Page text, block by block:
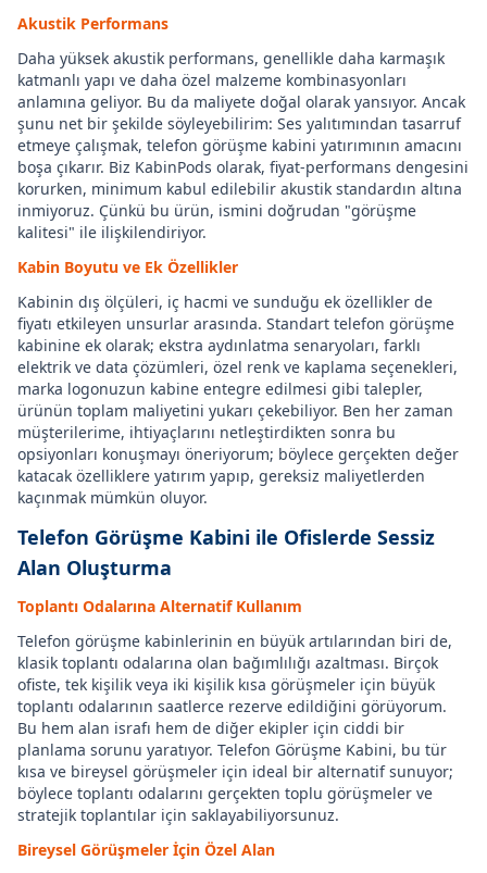
Akustik Performans
Daha yüksek akustik performans, genellikle daha karmaşık
katmanlı yapı ve daha özel malzeme kombinasyonları
anlamına geliyor. Bu da maliyete doğal olarak yansıyor. Ancak
şunu net bir şekilde söyleyebilirim: Ses yalıtımından tasarruf
etmeye çalışmak, telefon görüşme kabini yatırımının amacını
boşa çıkarır. Biz KabinPods olarak, fiyat-performans dengesini
korurken, minimum kabul edilebilir akustik standardın altına
inmiyoruz. Çünkü bu ürün, ismini doğrudan "görüşme
kalitesi" ile ilişkilendiriyor.
Kabin Boyutu ve Ek Özellikler
Kabinin dış ölçüleri, iç hacmi ve sunduğu ek özellikler de
fiyatı etkileyen unsurlar arasında. Standart telefon görüşme
kabinine ek olarak; ekstra aydınlatma senaryoları, farklı
elektrik ve data çözümleri, özel renk ve kaplama seçenekleri,
marka logonuzun kabine entegre edilmesi gibi talepler,
ürünün toplam maliyetini yukarı çekebiliyor. Ben her zaman
müşterilerime, ihtiyaçlarını netleştirdikten sonra bu
opsiyonları konuşmayı öneriyorum; böylece gerçekten değer
katacak özelliklere yatırım yapıp, gereksiz maliyetlerden
kaçınmak mümkün oluyor.
Telefon Görüşme Kabini ile Ofislerde Sessiz
Alan Oluşturma
Toplantı Odalarına Alternatif Kullanım
Telefon görüşme kabinlerinin en büyük artılarından biri de,
klasik toplantı odalarına olan bağımlılığı azaltması. Birçok
ofiste, tek kişilik veya iki kişilik kısa görüşmeler için büyük
toplantı odalarının saatlerce rezerve edildiğini görüyorum.
Bu hem alan israfı hem de diğer ekipler için ciddi bir
planlama sorunu yaratıyor. Telefon Görüşme Kabini, bu tür
kısa ve bireysel görüşmeler için ideal bir alternatif sunuyor;
böylece toplantı odalarını gerçekten toplu görüşmeler ve
stratejik toplantılar için saklayabiliyorsunuz.
Bireysel Görüşmeler İçin Özel Alan